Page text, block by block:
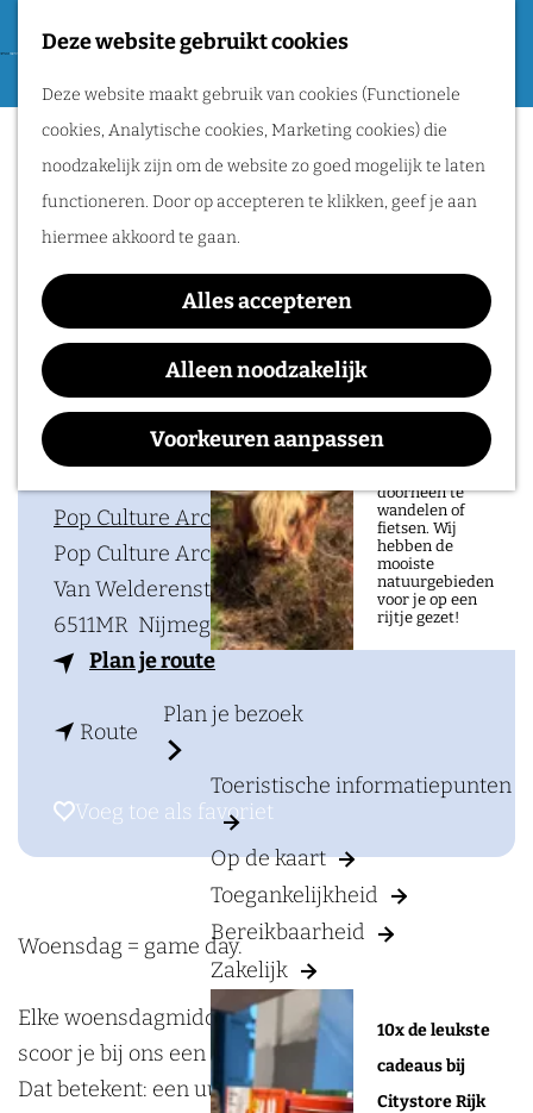
Deze website gebruikt cookies
Deze website maakt gebruik van cookies (Functionele
cookies, Analytische cookies, Marketing cookies) die
noodzakelijk zijn om de website zo goed mogelijk te laten
functioneren. Door op accepteren te klikken, geef je aan
hiermee akkoord te gaan.
Alles accepteren
Alleen noodzakelijk
Voorkeuren aanpassen
a
F
a
v
o
r
i
e
e
M
e
n
u
Routes
Wandelen
Fietsen
Routeplanner
Natuurgebieden
in het Rijk van
natuur in het Rijk
van Nijmegen is
doorheen te
wandelen of
fietsen. Wij
hebben de
mooiste
natuurgebieden
voor je op een
rijtje gezet!
Plan je bezoek
Toeristische informatiepunten
Op de kaart
Toegankelijkheid
Bereikbaarheid
Zakelijk
10x de leukste
cadeaus bij
Citystore Rijk
Woensdag Madness bij
Pop Culture Arcade
Pop Culture Arcade
t/m 24 februari 2027
Contact
Pop Culture Arcade
Pop Culture Arcade
Van Welderenstraat 80
6511MR Nijmegen
Plan je routen
a
W
e
n
s
d
a
M
Route
a
e
s
d
a
Voeg toe als favoriet
Voeg toe als favoriet
Woensdag = game day.
Elke woensdagmiddag tussen 12:00 en 16:00
scoor je bij ons een uurkaart met 50% korting.
Dat betekent: een uur vrij gamen voor maar